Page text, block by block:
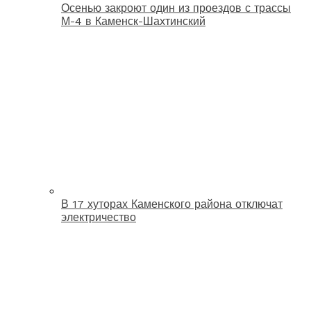
Осенью закроют один из проездов с трассы
М-4 в Каменск-Шахтинский
В 17 хуторах Каменского района отключат
электричество